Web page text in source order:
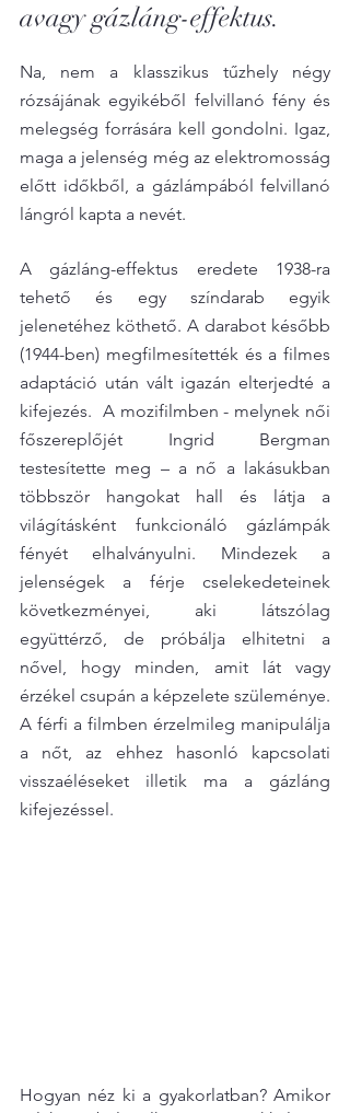
avagy gázláng-effektus.
Na, nem a klasszikus tűzhely négy
rózsájának egyikéből felvillanó fény és
melegség forrására kell gondolni. Igaz,
maga a jelenség még az elektromosság
előtt időkből, a gázlámpából felvillanó
lángról kapta a nevét.
A gázláng-effektus eredete 1938-ra
tehető és egy színdarab egyik
jelenetéhez köthető. A darabot később
(1944-ben) megfilmesítették és a filmes
adaptáció után vált igazán elterjedté a
kifejezés.  A mozifilmben - melynek női
főszereplőjét Ingrid Bergman
testesítette meg – a nő a lakásukban
többször hangokat hall és látja a
világításként funkcionáló gázlámpák
fényét elhalványulni. Mindezek a
jelenségek a férje cselekedeteinek
következményei, aki látszólag
együttérző, de próbálja elhitetni a
nővel, hogy minden, amit lát vagy
érzékel csupán a képzelete szüleménye.
A férfi a filmben érzelmileg manipulálja
a nőt, az ehhez hasonló kapcsolati
visszaéléseket illetik ma a gázláng
kifejezéssel.
Hogyan néz ki a gyakorlatban? Amikor